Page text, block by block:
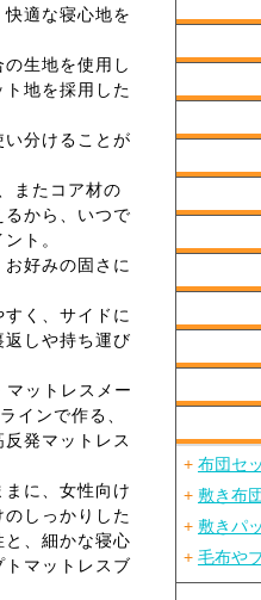
適な寝心地を
生地を使用し
地を採用した
分けることが
またコア材の
るから、いつで
ト。
好みの固さに
く、サイドに
しや持ち運び
ットレスメー
インで作る、
発マットレス
に、女性向け
しっかりした
、細かな寝心
マットレスブ
+ 布団セ
+ 敷き布団
+ 敷きパ
+ 毛布や